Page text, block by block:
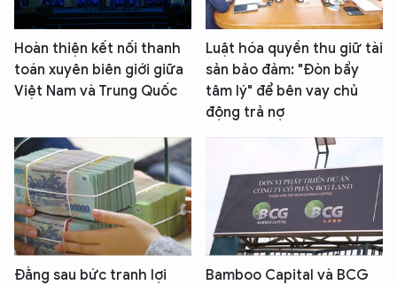
Hoàn thiện kết nối thanh
toán xuyên biên giới giữa
Việt Nam và Trung Quốc
Luật hóa quyền thu giữ tài
sản bảo đảm: "Đòn bẩy
tâm lý" để bên vay chủ
động trả nợ
Đằng sau bức tranh lợi
Bamboo Capital và BCG